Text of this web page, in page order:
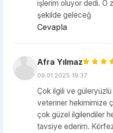
işlerim oluyor dedi. O
şekilde geleceğ
Cevapla
Afra Yılmaz
09.01.2025 19:37
Çok ilgili ve
veteriner hekimimize
çok güzel ilgilendiler
tavsiye ederim.